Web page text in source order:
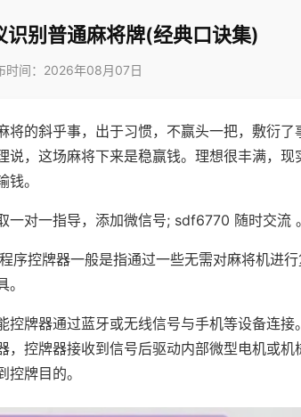
识别普通麻将牌(经典口诀集)
时间：2026年08月07日
将的斜乎事，出于习惯，不赢头一把，敷衍了
，这场麻将下来是稳赢钱。理想很丰满，现
。
一对一指导，添加微信号; sdf6770 随时交流 。
序控牌器一般是指通过一些无需对麻将机进
控牌器通过蓝牙或无线信号与手机等设备连接
，控牌器接收到信号后驱动内部微型电机或机
牌目的。